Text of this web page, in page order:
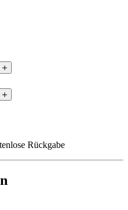
Rückgabe